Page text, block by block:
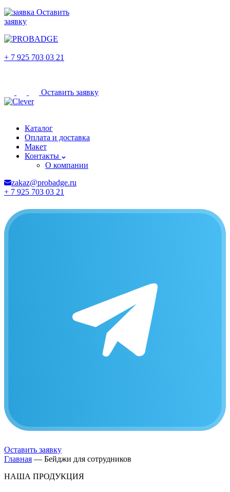
Оставить
заявку
+ 7 925 703 03 21
Оставить заявку
Каталог
Оплата и доставка
Макет
Контакты
О компании
zakaz@probadge.ru
+ 7 925 703 03 21
Оставить заявку
Главная — Бейджи для сотрудников
НАША ПРОДУКЦИЯ